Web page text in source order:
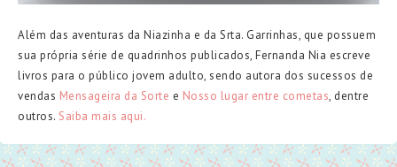
Além das aventuras da Niazinha e da Srta. Garrinhas, que possuem
sua própria série de quadrinhos publicados, Fernanda Nia escreve
livros para o público jovem adulto, sendo autora dos sucessos de
vendas Mensageira da Sorte e Nosso lugar entre cometas, dentre
outros. Saiba mais aqui.